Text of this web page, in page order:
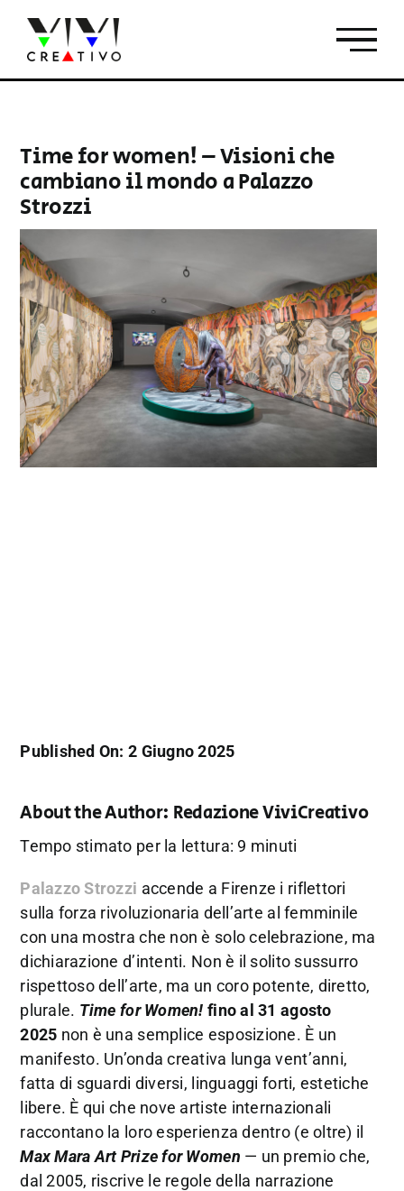
contenuto
Time for women! – Visioni che
cambiano il mondo a Palazzo
Strozzi
Published On: 2 Giugno 2025
About the Author: Redazione ViviCreativo
Tempo stimato per la lettura: 9 minuti
Palazzo Strozzi accende a Firenze i riflettori
sulla forza rivoluzionaria dell’arte al femminile
con una mostra che non è solo celebrazione, ma
dichiarazione d’intenti. Non è il solito sussurro
rispettoso dell’arte, ma un coro potente, diretto,
plurale. Time for Women! fino al 31 agosto
2025 non è una semplice esposizione. È un
manifesto. Un’onda creativa lunga vent’anni,
fatta di sguardi diversi, linguaggi forti, estetiche
libere. È qui che nove artiste internazionali
raccontano la loro esperienza dentro (e oltre) il
Max Mara Art Prize for Women — un premio che,
dal 2005, riscrive le regole della narrazione